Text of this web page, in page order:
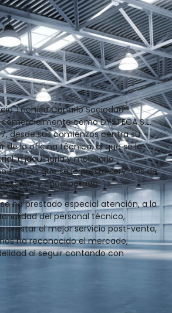
Técnico Canario Sociedad
como DYSTECA S.L.
desde sus comienzos centra su
de la oficina técnica, al que se le
maquinaria y mobiliario
tiempo que se le presta servicios de
plano y encarpetado.
ha prestado especial atención, a la
del personal técnico,
prestar el mejor servicio post-venta,
ha reconocido el mercado,
al seguir contando con